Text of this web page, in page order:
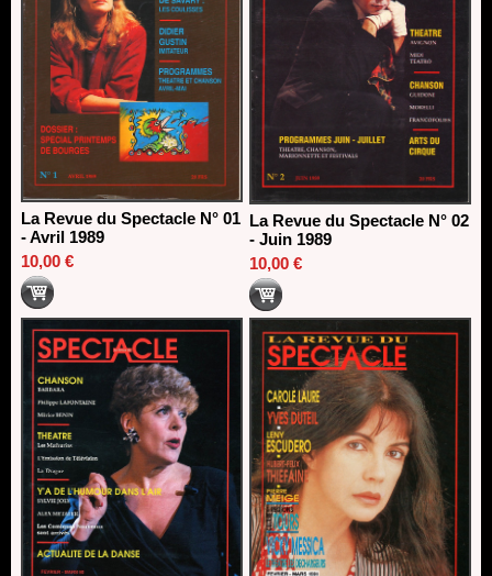
La Revue du Spectacle N° 01
- Avril 1989
10,00 €
La Revue du Spectacle N° 02
- Juin 1989
10,00 €